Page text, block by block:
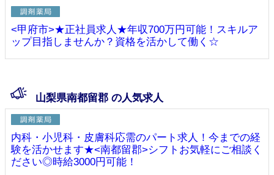
<甲府市>★正社員求人★年収700万円可能！スキルア
ップ目指しませんか？資格を活かして働く☆
山梨県南都留郡 の人気求人
内科・小児科・皮膚科応需のパート求人！今までの経
験を活かせます★<南都留郡>シフトお気軽にご相談く
ださい◎時給3000円可能！